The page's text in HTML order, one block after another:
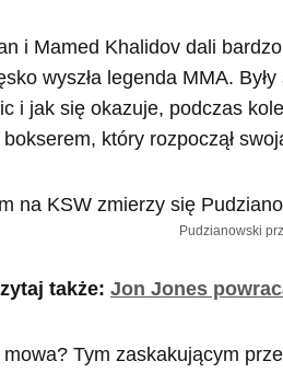
i Mamed Khalidov dali
wyszła legenda MMA.
i jak się okazuje, podczas
bokserem, który rozpoczął
Pudzianowski
także: Jon Jones
Tym zaskakującym